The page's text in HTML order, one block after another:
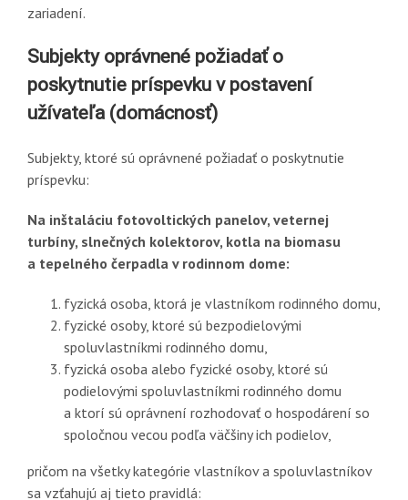
zariadení.
Subjekty oprávnené požiadať o
poskytnutie príspevku v postavení
užívateľa (domácnosť)
Subjekty, ktoré sú oprávnené požiadať o poskytnutie
príspevku:
Na inštaláciu fotovoltických panelov, veternej
turbíny, slnečných kolektorov, kotla na biomasu
a tepelného čerpadla v rodinnom dome:
fyzická osoba, ktorá je vlastníkom rodinného domu,
fyzické osoby, ktoré sú bezpodielovými
spoluvlastníkmi rodinného domu,
fyzická osoba alebo fyzické osoby, ktoré sú
podielovými spoluvlastníkmi rodinného domu
a ktorí sú oprávnení rozhodovať o hospodárení so
spoločnou vecou podľa väčšiny ich podielov,
pričom na všetky kategórie vlastníkov a spoluvlastníkov
sa vzťahujú aj tieto pravidlá: